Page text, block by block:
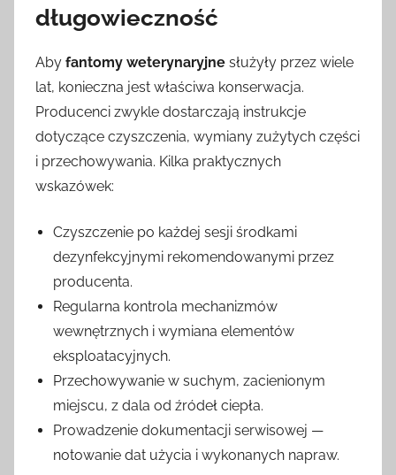
długowieczność
Aby fantomy weterynaryjne służyły przez wiele
lat, konieczna jest właściwa konserwacja.
Producenci zwykle dostarczają instrukcje
dotyczące czyszczenia, wymiany zużytych części
i przechowywania. Kilka praktycznych
wskazówek:
Czyszczenie po każdej sesji środkami
dezynfekcyjnymi rekomendowanymi przez
producenta.
Regularna kontrola mechanizmów
wewnętrznych i wymiana elementów
eksploatacyjnych.
Przechowywanie w suchym, zacienionym
miejscu, z dala od źródeł ciepła.
Prowadzenie dokumentacji serwisowej —
notowanie dat użycia i wykonanych napraw.